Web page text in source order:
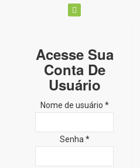
Acesse Sua
Conta De
Usuário
Nome de usuário *
Senha *